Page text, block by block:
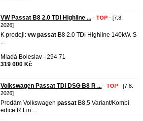
VW Passat B8 2.0 TDi Highline ... - TOP - [7.8.
2026]
K prodeji: vw passat B8 2.0 TDi Highline 140kW. S
...
Mladá Boleslav - 294 71
319 000 Kč
Volkswagen Passat TDi DSG B8 R ... - TOP - [7.8.
2026]
Prodám Volkswagen passat B8,5 Variant/Kombi
edice R Lin ...